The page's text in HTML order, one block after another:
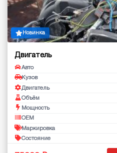
Новинка
Двигатель
Авто
Кузов
Двигатель
Объём
Мощность
OEM
Маркировка
Состояние